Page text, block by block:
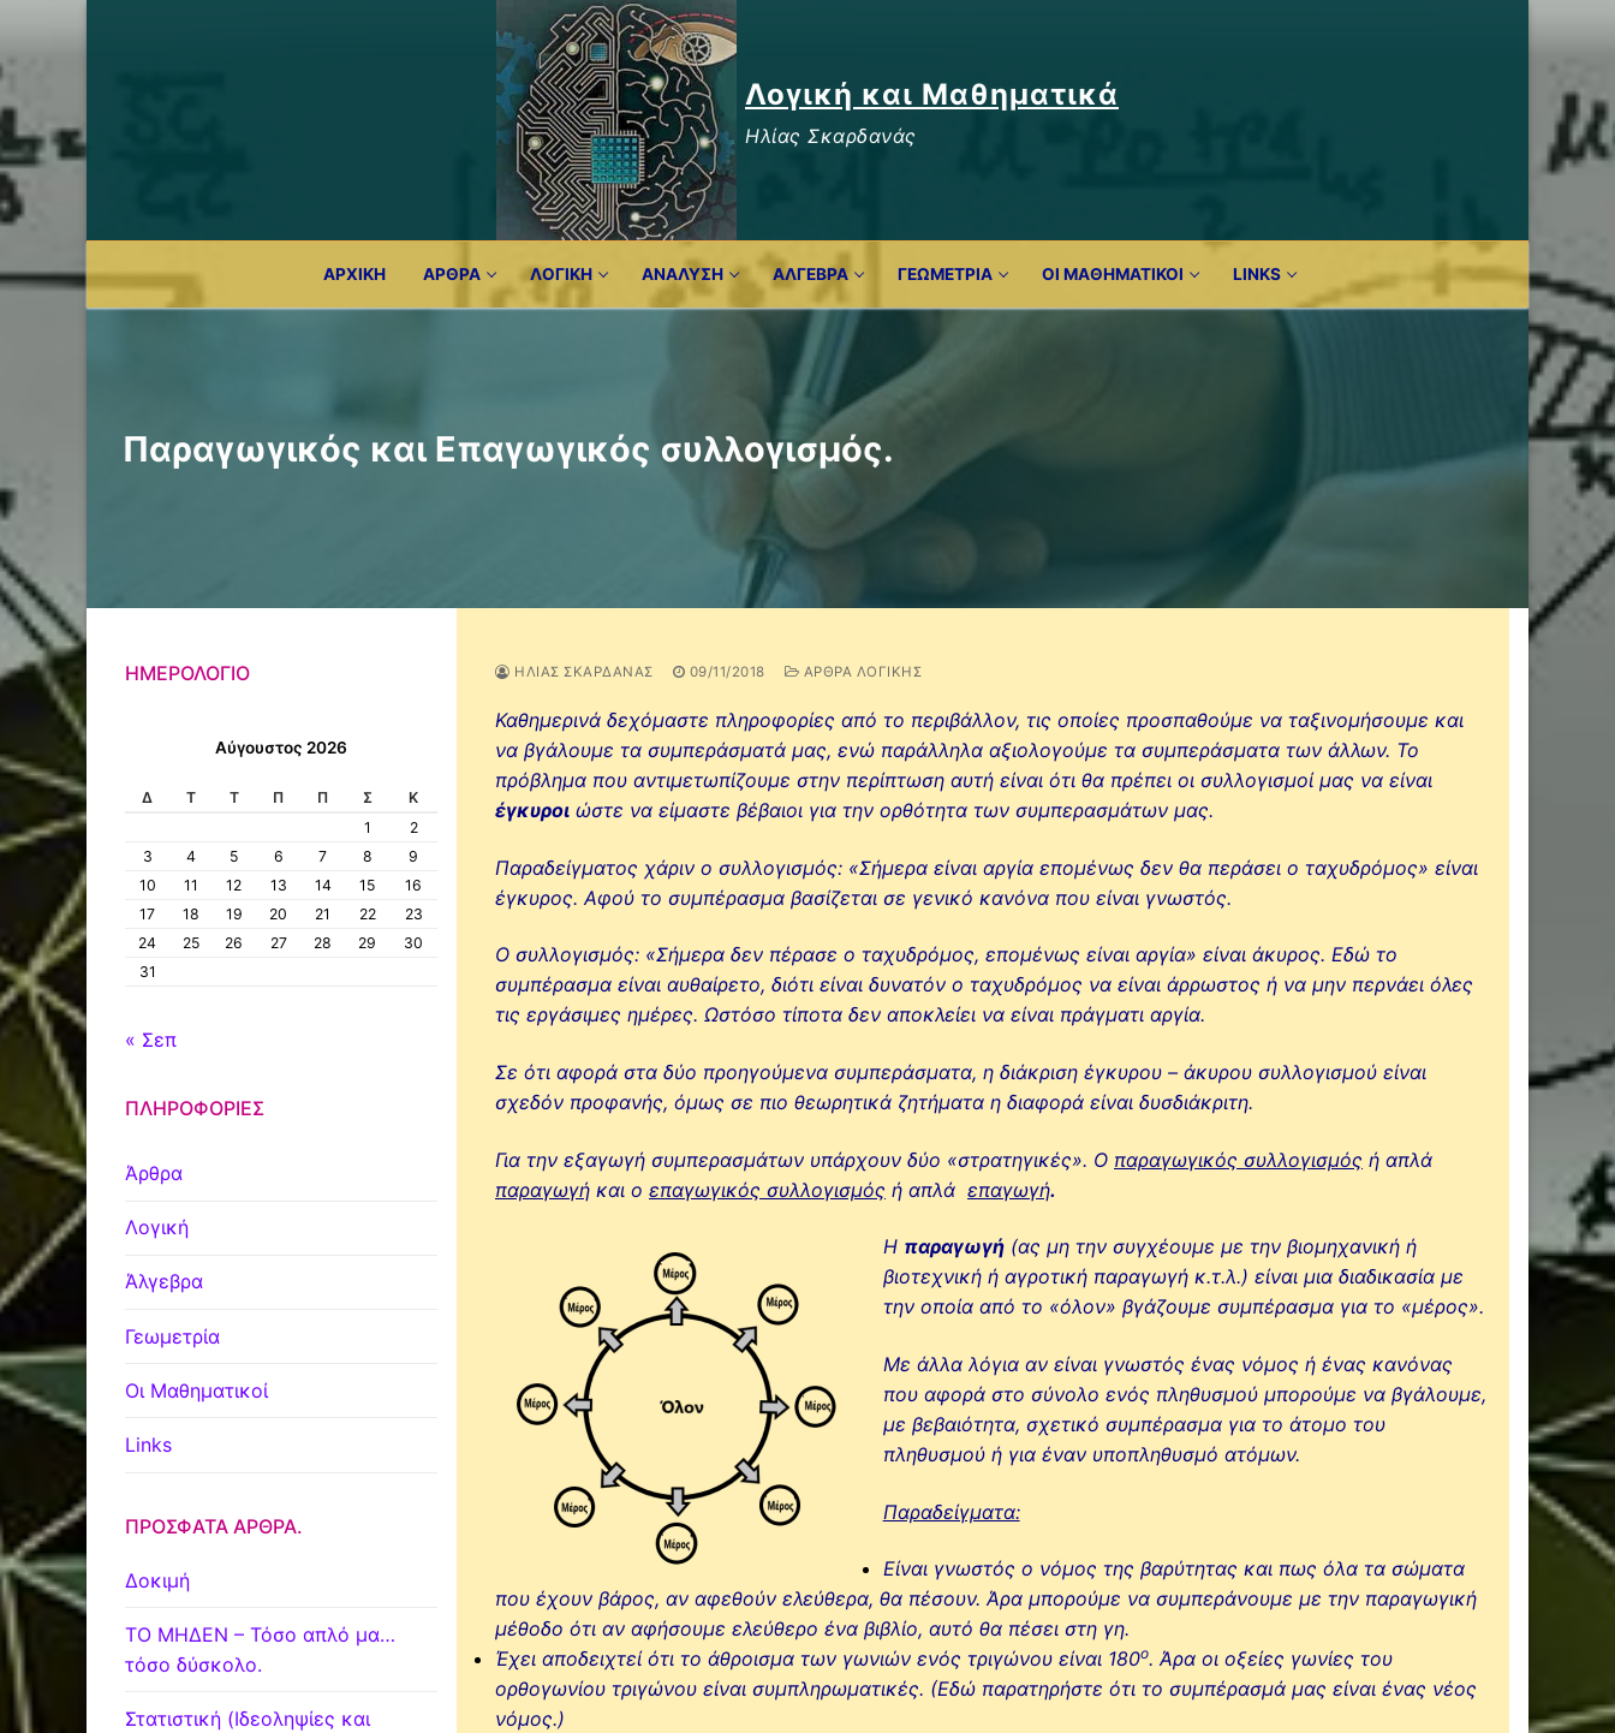
Λογική και Μαθηματικά
Ηλίας Σκαρδανάς
ΑΡΧΙΚΉ ΆΡΘΡΑ ΛΟΓΙΚΉ ΑΝΑΛΥΣΗ ΆΛΓΕΒΡΑ ΓΕΩΜΕΤΡΊΑ ΟΙ ΜΑΘΗΜΑΤΙΚΟΊ LINKS
Παραγωγικός και Επαγωγικός συλλογισμός.
ΗΛΊΑΣ ΣΚΑΡΔΑΝΆΣ 09/11/2018 ΆΡΘΡΑ ΛΟΓΙΚΉΣ
Καθημερινά δεχόμαστε πληροφορίες από το περιβάλλον, τις οποίες προσπαθούμε να ταξινομήσουμε και
να βγάλουμε τα συμπεράσματά μας, ενώ παράλληλα αξιολογούμε τα συμπεράσματα των άλλων. Το
πρόβλημα που αντιμετωπίζουμε στην περίπτωση αυτή είναι ότι θα πρέπει οι συλλογισμοί μας να είναι
έγκυροι ώστε να είμαστε βέβαιοι για την ορθότητα των συμπερασμάτων μας.
Παραδείγματος χάριν ο συλλογισμός: «Σήμερα είναι αργία επομένως δεν θα περάσει ο ταχυδρόμος» είναι
έγκυρος. Αφού το συμπέρασμα βασίζεται σε γενικό κανόνα που είναι γνωστός.
Ο συλλογισμός: «Σήμερα δεν πέρασε ο ταχυδρόμος, επομένως είναι αργία» είναι άκυρος. Εδώ το
συμπέρασμα είναι αυθαίρετο, διότι είναι δυνατόν ο ταχυδρόμος να είναι άρρωστος ή να μην περνάει όλες
τις εργάσιμες ημέρες. Ωστόσο τίποτα δεν αποκλείει να είναι πράγματι αργία.
Σε ότι αφορά στα δύο προηγούμενα συμπεράσματα, η διάκριση έγκυρου – άκυρου συλλογισμού είναι
σχεδόν προφανής, όμως σε πιο θεωρητικά ζητήματα η διαφορά είναι δυσδιάκριτη.
Για την εξαγωγή συμπερασμάτων υπάρχουν δύο «στρατηγικές». Ο παραγωγικός συλλογισμός ή απλά
παραγωγή και ο επαγωγικός συλλογισμός ή απλά επαγωγή.
Η παραγωγή(ας μη την συγχέουμε με την βιομηχανική ή
βιοτεχνική ή αγροτική παραγωγή κ.τ.λ.) είναι μια διαδικασία με
την οποία από το «όλον» βγάζουμε συμπέρασμα για το «μέρος».
Με άλλα λόγια αν είναι γνωστός ένας νόμος ή ένας κανόνας
που αφορά στο σύνολο ενός πληθυσμού μπορούμε να βγάλουμε,
με βεβαιότητα, σχετικό συμπέρασμα για το άτομο του
πληθυσμού ή για έναν υποπληθυσμό ατόμων.
Παραδείγματα:
Είναι γνωστός ο νόμος της βαρύτητας και πως όλα τα σώματα
που έχουν βάρος, αν αφεθούν ελεύθερα, θα πέσουν. Άρα μπορούμε να συμπεράνουμε με την παραγωγική
μέθοδο ότι αν αφήσουμε ελεύθερο ένα βιβλίο, αυτό θα πέσει στη γη.
Έχει αποδειχτεί ότι το άθροισμα των γωνιών ενός τριγώνου είναι 180ο. Άρα οι οξείες γωνίες του
ορθογωνίου τριγώνου είναι συμπληρωματικές. (Εδώ παρατηρήστε ότι το συμπέρασμά μας είναι ένας νέος
νόμος.)
ΗΜΕΡΟΛΌΓΙΟ
Αύγουστος 2026
Δ Τ Τ Π Π Σ
Κ
1
2
3
4 5 6 7 8
9
10
11 12 13 14 15
16
17
18 19 20 21 22
23
24
25 26 27 28 29
30
31
« Σεπ
ΠΛΗΡΟΦΟΡΊΕΣ
Άρθρα
Λογική
Άλγεβρα
Γεωμετρία
Οι Μαθηματικοί
Links
ΠΡΌΣΦΑΤΑ ΆΡΘΡΑ.
Δοκιμή
ΤΟ ΜΗΔΕΝ – Τόσο απλό μα…
τόσο δύσκολο.
Στατιστική (Ιδεοληψίες και